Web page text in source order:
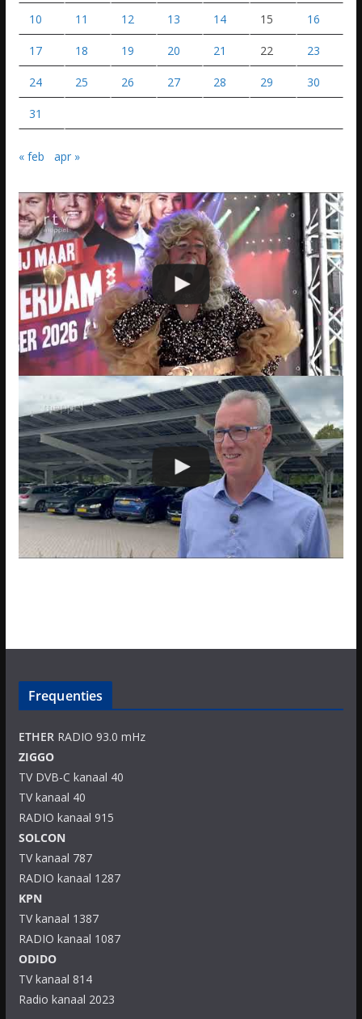
10 11 12 13 14 15 16
17 18 19 20 21 22 23
24 25 26 27 28 29 30
31
« feb apr »
Frequenties
ETHERRADIO 93.0 mHz
ZIGGO
TV DVB-C kanaal 40
TV kanaal 40
RADIO kanaal 915
SOLCON
TV kanaal 787
RADIO kanaal 1287
KPN
TV kanaal 1387
RADIO kanaal 1087
ODIDO
TV kanaal 814
Radio kanaal 2023